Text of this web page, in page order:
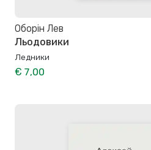
Оборін Лев
Льодовики
Ледники
€ 7,00